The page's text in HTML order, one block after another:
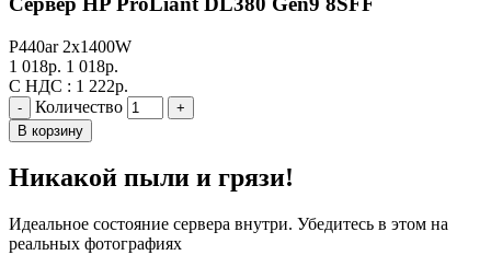
P440ar 2x1400W
1 018р. 1 018р.
С НДС : 1 222р.
- Количество
+
В корзину
Никакой пыли и грязи!
Идеальное состояние сервера внутри. Убедитесь в этом на
реальных фотографиях